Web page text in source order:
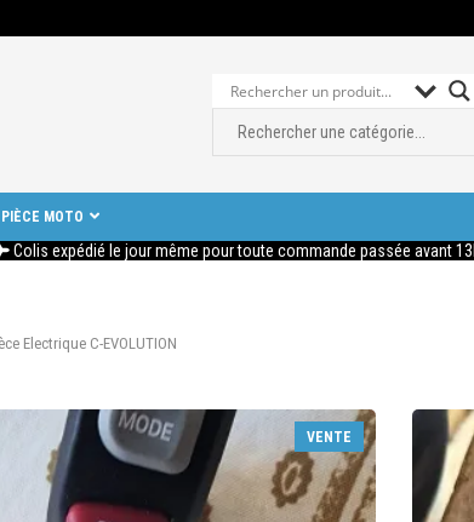
PIÈCE MOTO
Colis expédié le jour même pour toute commande passée avant
Electrique C-EVOLUTION
VENTE